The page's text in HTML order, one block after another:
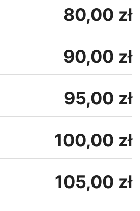
80,00 zł
90,00 zł
95,00 zł
100,00 zł
105,00 zł